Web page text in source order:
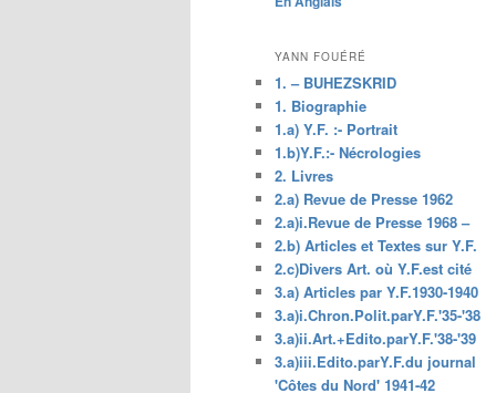
principal
YANN FOUÉRÉ
1. – BUHEZSKRID
1. Biographie
1.a) Y.F. :- Portrait
1.b)Y.F.:- Nécrologies
2. Livres
2.a) Revue de Presse 1962
2.a)i.Revue de Presse 1968 –
2.b) Articles et Textes sur Y.F.
2.c)Divers Art. où Y.F.est cité
3.a) Articles par Y.F.1930-1940
3.a)i.Chron.Polit.parY.F.'35-'38
3.a)ii.Art.+Edito.parY.F.'38-'39
3.a)iii.Edito.parY.F.du journal
'Côtes du Nord' 1941-42